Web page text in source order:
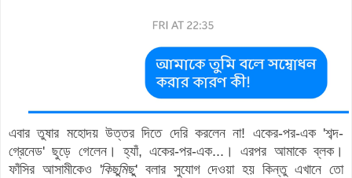
এবার তুষার মহোদয় উত্তর দিতে দেরি করলেন না! একের-পর-এক 'শব্দ-
গ্রেনেড' ছুড়ে গেলেন। হ্যাঁ, একের-পর-এক...। এরপর আমাকে ব্লক।
ফাঁসির আসামীকেও 'কিছুমিছু' বলার সুযোগ দেওয়া হয় কিন্তু এখানে তো